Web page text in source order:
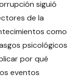
siguió
de la
como
psicológicos
por qué
eventos